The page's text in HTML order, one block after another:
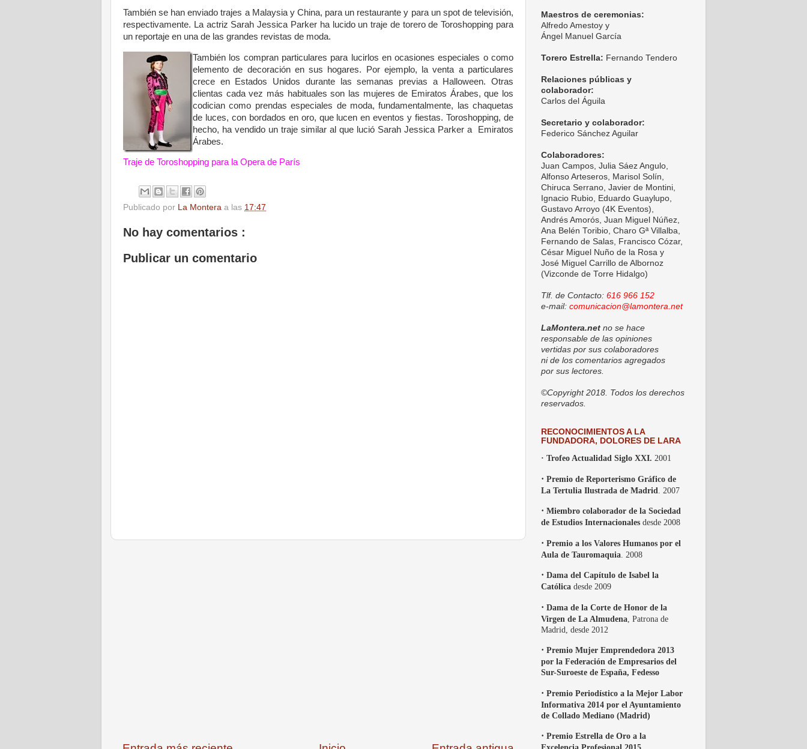
También se han enviado trajes a Malaysia y China, para un restaurante y para un spot de televisión,
respectivamente. La actriz Sarah Jessica Parker ha lucido un traje de torero de Toroshopping para
un reportaje en una de las grandes revistas de moda.
También los compran particulares para lucirlos en ocasiones especiales o como
elemento de decoración en sus hogares. Por ejemplo, la venta a particulares
crece en Estados Unidos durante las semanas previas a Halloween. Otras
clientas cada vez más habituales son las mujeres de Emiratos Árabes, que los
codician como prendas especiales de moda, fundamentalmente, las chaquetas
de luces, con bordados en oro, que lucen en eventos y fiestas. Toroshopping, de
hecho, ha vendido un traje similar al que lució Sarah Jessica Parker a Emiratos
Árabes.
Traje de Toroshopping para la Operade París
Publicado por La Montera a las 17:47
No hay comentarios :
Publicar un comentario
Maestros de ceremonias:
Alfredo Amestoy y
Ángel Manuel García
Torero Estrella: Fernando Tendero
Relaciones públicas y
colaborador:
Carlos del Águila
Secretario y colaborador:
Federico Sánchez Aguilar
Colaboradores:
Juan Campos, Julia Sáez Angulo,
Alfonso Arteseros, Marisol Solín,
Chiruca Serrano, Javier de Montini,
Ignacio Rubio, Eduardo Guaylupo,
Gustavo Arroyo (4K Eventos),
Andrés Amorós, Juan Miguel Núñez,
Ana Belén Toribio, Charo Gª Villalba,
Fernando de Salas, Francisco Cózar,
César Miguel Nuño de la Rosa y
José Miguel Carrillo de Albornoz
(Vizconde de Torre Hidalgo)
Tlf. de Contacto: 616 966 152
e-mail: comunicacion@lamontera.net
LaMontera.net no se hace
responsable de las opiniones
vertidas por sus colaboradores
ni de los comentarios agregados
por sus lectores.
©Copyright 2018. Todos los derechos
reservados.
RECONOCIMIENTOS A LA
FUNDADORA, DOLORES DE LARA
· Trofeo Actualidad Siglo XXI. 2001
· Premio de Reporterismo Gráfico de
La Tertulia Ilustrada de Madrid . 2007
· Miembro colaborador de la Sociedad
de Estudios Internacionales desde 2008
· Premio a los Valores Humanos por el
Aula de Tauromaquia . 2008
· Dama del Capítulo de Isabel la
Católica desde 2009
· Dama de la Corte de Honor de la
Virgen de La Almudena , Patrona de
Madrid, desde 2012
· Premio Mujer Emprendedora 2013
por la Federación de Empresarios del
Sur-Suroeste de España, Fedesso
· Premio Periodístico a la Mejor Labor
Informativa 2014 por el Ayuntamiento
de Collado Mediano (Madrid)
· Premio Estrella de Oro a la